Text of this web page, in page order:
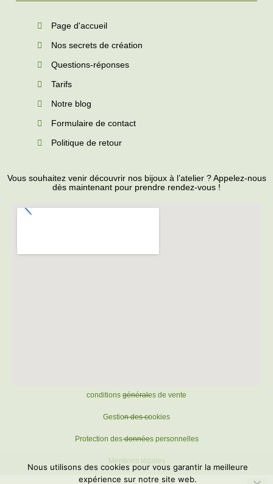
Page d'accueil
Nos secrets de création
Questions-réponses
Tarifs
Notre blog
Formulaire de contact
Politique de retour
Vous souhaitez venir découvrir nos bijoux à l’atelier ? Appelez-nous
dès maintenant pour prendre rendez-vous !
conditions générales de vente
Gestion des cookies
Protection des données personnelles
Mentions légales
Nous utilisons des cookies pour vous garantir la meilleure
expérience sur notre site web.